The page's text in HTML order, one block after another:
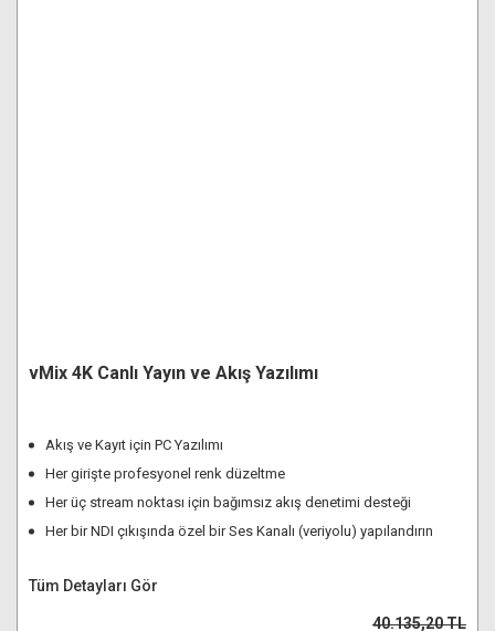
vMix 4K Canlı Yayın ve Akış Yazılımı
Akış ve Kayıt için PC Yazılımı
Her girişte profesyonel renk düzeltme
Her üç stream noktası için bağımsız akış denetimi desteği
Her bir NDI çıkışında özel bir Ses Kanalı (veriyolu) yapılandırın
Tüm Detayları Gör
40.135,20 TL